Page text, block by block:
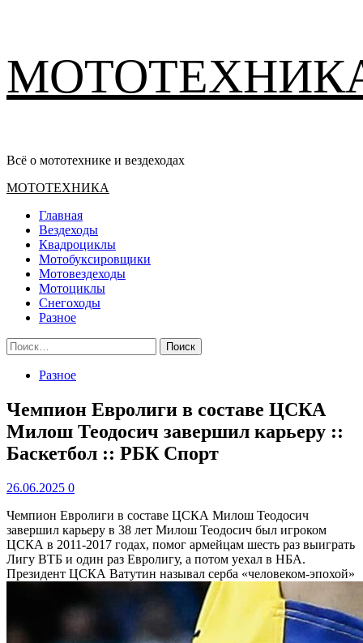
содержимому
Всё о мототехнике и вездеходах
Основное
МОТОТЕХНИКА
Главная
Вездеходы
Квадроциклы
Мотобуксировщики
Мотовездеходы
Мотоциклы
Снегоходы
Разное
Найти:
Разное
Чемпион Евролиги в составе ЦСКА
Милош Теодосич завершил карьеру ::
Баскетбол :: РБК Спорт
26.06.2025 0
Чемпион Евролиги в составе ЦСКА Милош Теодосич
завершил карьеру в 38 лет Милош Теодосич был игроком
ЦСКА в 2011-2017 годах, помог армейцам шесть раз выиграть
Лигу ВТБ и один раз Евролигу, а потом уехал в НБА.
Президент ЦСКА Ватутин называл серба «человеком-эпохой»